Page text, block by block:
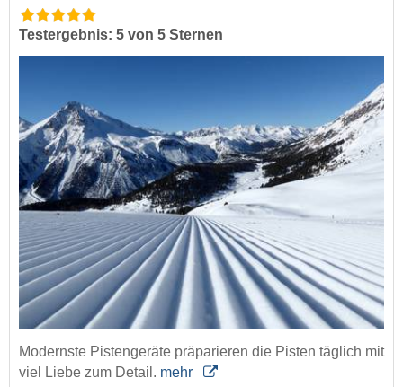
Testergebnis: 5 von 5 Sternen
Modernste Pistengeräte präparieren die Pisten täglich mit
viel Liebe zum Detail. mehr